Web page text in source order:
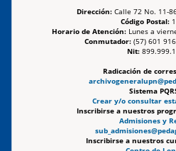
Dirección:Calle 72 No. 11-
Código Postal:
Horario de Atención:Lunes a
Conmutador: (57) 601
Nit:
Radicación de
Sistema
Crear y/o consultar
Inscribirse a nuestros
Admisiones y
Inscribirse a nuestros